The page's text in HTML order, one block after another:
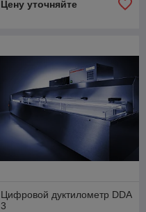
Цену уточняйте
Цифровой дуктилометр DDA
3